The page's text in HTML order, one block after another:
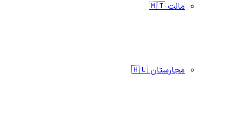
مالت 🇲🇹
مجارستان 🇭🇺